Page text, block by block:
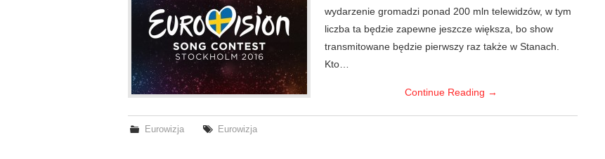
wydarzenie gromadzi ponad 200 mln telewidzów, w tym
liczba ta będzie zapewne jeszcze większa, bo show
transmitowane będzie pierwszy raz także w Stanach.
Kto…
Continue Reading →
Eurowizja Eurowizja